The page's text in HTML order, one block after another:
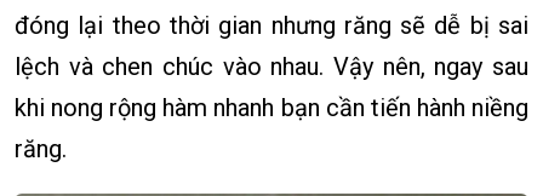
đóng lại theo thời gian nhưng răng sẽ dễ bị sai
lệch và chen chúc vào nhau. Vậy nên, ngay sau
khi nong rộng hàm nhanh bạn cần tiến hành niềng
răng.